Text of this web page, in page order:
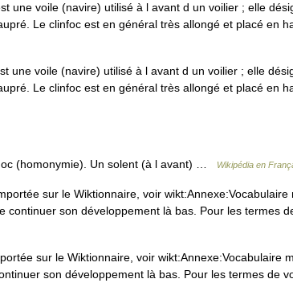
une voile (navire) utilisé à l avant d un voilier ; elle
Le clinfoc est en général très allongé et placé en
une voile (navire) utilisé à l avant d un voilier ; elle
Le clinfoc est en général très allongé et placé en
(homonymie). Un solent (à l avant) … Wikipédia en
sur le Wiktionnaire, voir wikt:Annexe:Vocabulaire
son développement là bas. Pour les termes
sur le Wiktionnaire, voir wikt:Annexe:Vocabulaire
son développement là bas. Pour les termes de